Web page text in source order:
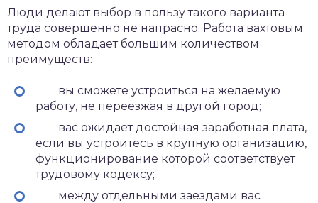
Люди делают выбор в пользу такого варианта
труда совершенно не напрасно. Работа вахтовым
методом обладает большим количеством
преимуществ:
вы сможете устроиться на желаемую
работу, не переезжая в другой город;
вас ожидает достойная заработная плата,
если вы устроитесь в крупную организацию,
функционирование которой соответствует
трудовому кодексу;
между отдельными заездами вас